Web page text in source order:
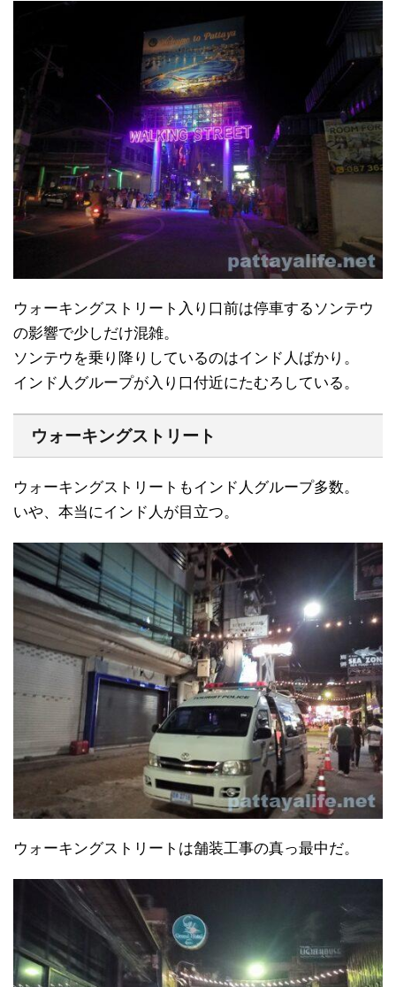
ウォーキングストリート入り口前は停車するソンテウ
の影響で少しだけ混雑。
ソンテウを乗り降りしているのはインド人ばかり。
インド人グループが入り口付近にたむろしている。
ウォーキングストリート
ウォーキングストリートもインド人グループ多数。
いや、本当にインド人が目立つ。
ウォーキングストリートは舗装工事の真っ最中だ。